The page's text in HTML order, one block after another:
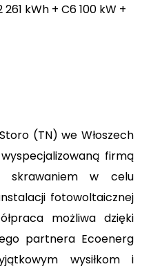
261 kWh + C6 100 kW +
(TN) we Włoszech
firmą
skrawaniem w celu
fotowoltaicznej
możliwa dzięki
partnera Ecoenerg
wysiłkom i